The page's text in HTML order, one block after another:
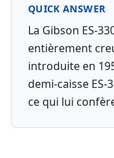
QUICK ANSWER
La Gibson ES-
entièrement
introduite en
demi-caisse ES-
ce qui lui